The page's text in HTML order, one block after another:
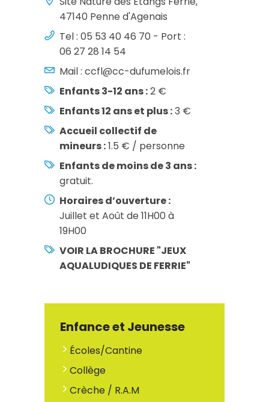
47140 Penne d'Agenais
Tel : 05 53 40 46 70 - Port :
06 27 28 14 54
Mail : ccfl@cc-dufumelois.fr
Enfants 3-12 ans :2 €
Enfants 12 ans et plus :3 €
Accueil collectif de
mineurs :1.5 € / personne
Enfants de moins de 3 ans :
gratuit.
Horaires d’ouverture :
Juillet et Août de 11H00 à
19H00
VOIR LA BROCHURE "JEUX
AQUALUDIQUES DE FERRIE"
Enfance et Jeunesse
Écoles/Cantine
Collège
Crèche / R.A.M